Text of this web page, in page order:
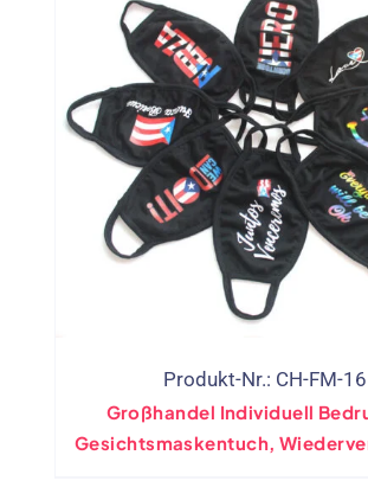
Produkt-Nr.: CH-FM-16
Großhandel Individuell
Gesichtsmaskentuch,